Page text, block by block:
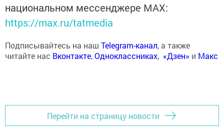
национальном мессенджере MАХ:
https://max.ru/tatmedia
Подписывайтесь на наш Telegram-канал, а также
читайте нас Вконтакте,Одноклассниках, «Дзен» и Макс
Перейти на страницу новости